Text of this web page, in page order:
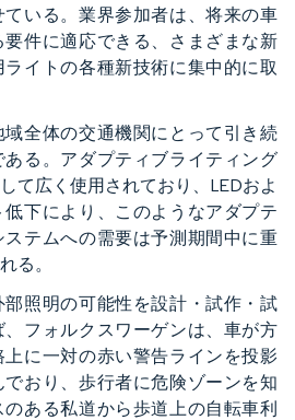
いる。業界参加者は、将来の車
件に適応できる、さまざまな新
イトの各種新技術に集中的に取
全体の交通機関にとって引き続
る。アダプティブライティング
て広く使用されており、LEDおよ
下により、このようなアダプテ
ステムへの需要は予測期間中に重
る。
照明の可能性を設計・試作・試
フォルクスワーゲンは、車が方
に一対の赤い警告ラインを投影
おり、歩行者に危険ゾーンを知
ある私道から歩道上の自転車利